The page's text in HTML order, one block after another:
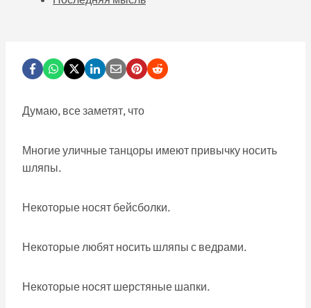
Думаю, все заметят, что
Многие уличные танцоры имеют привычку носить
шляпы.
Некоторые носят бейсболки.
Некоторые любят носить шляпы с ведрами.
Некоторые носят шерстяные шапки.